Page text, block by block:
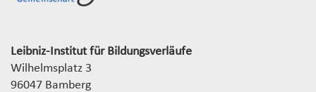
Leibniz-Institut für Bildungsverläufe
Wilhelmsplatz 3
96047 Bamberg